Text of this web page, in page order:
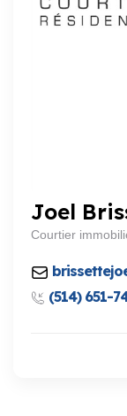
Joel
Courtier
(514) 651-